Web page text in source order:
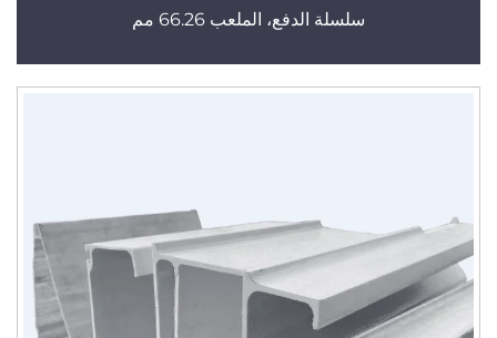
سلسلة الدفع، الملعب 66.26 مم